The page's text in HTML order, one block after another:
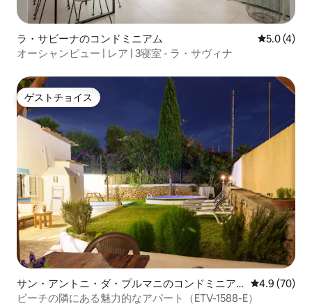
ラ・サビーナのコンドミニアム レビュー4
5.0 (4)
オーシャンビュー | レア | 3寝室 - ラ・サヴィナ
ゲストチョイス
ゲストチョイス
サン・アントニ・ダ・プルマニのコンドミニア
ム
レビュー70
4.9 (70)
ビーチの隣にある魅力的なアパート（ETV-1588-E）